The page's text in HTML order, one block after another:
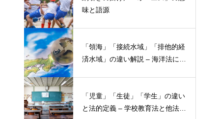
味と語源
「領海」「接続水域」「排他的経
済水域」の違い解説 – 海洋法にお
「児童」「生徒」「学生」の違い
と法的定義 – 学校教育法と他法律